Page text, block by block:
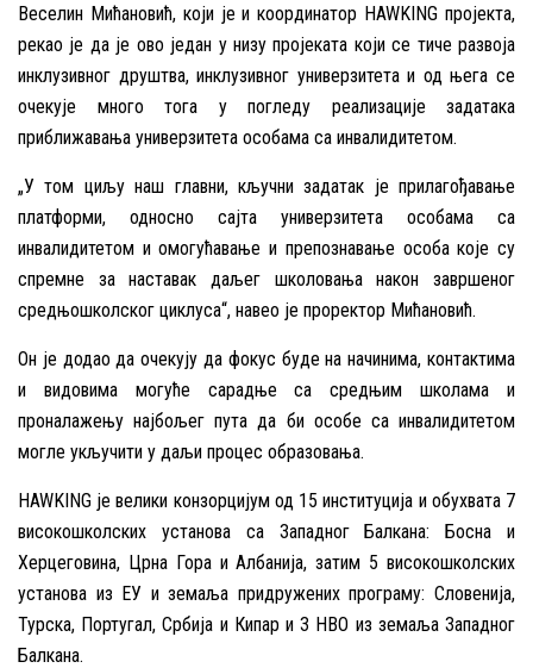
Веселин Мићановић, који је и координатор HAWKING пројекта,
рекао је да је ово један у низу пројеката који се тиче развоја
инклузивног друштва, инклузивног универзитета и од њега се
очекује много тога у погледу реализације задатака
приближавања универзитета особама са инвалидитетом.
„У том циљу наш главни, кључни задатак је прилагођавање
платформи, односно сајта универзитета особама са
инвалидитетом и омогућавање и препознавање особа које су
спремне за наставак даљег школовања након завршеног
средњошколског циклуса“, навео је проректор Мићановић.
Он је додао да очекују да фокус буде на начинима, контактима
и видовима могуће сарадње са средњим школама и
проналажењу најбољег пута да би особе са инвалидитетом
могле укључити у даљи процес образовања.
HAWKING je велики конзорцијум од 15 институција и обухвата 7
високошколских установа са Западног Балкана: Босна и
Херцеговина, Црна Гора и Албанија, затим 5 високошколских
установа из ЕУ и земаља придружених програму: Словенија,
Турска, Португал, Србија и Кипар и 3 НВО из земаља Западног
Балкана.